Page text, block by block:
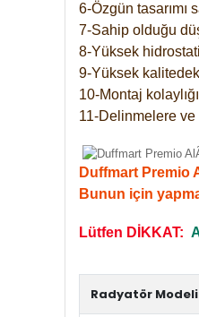
6-Özgün tasarımı
7-Sahip olduğu
8-Yüksek
9-Yüksek
10-Montaj
11-Delinmelere ve
Duffmart Premio
Bunun için
Lütfen DİKKAT:
Radyatör Modeli